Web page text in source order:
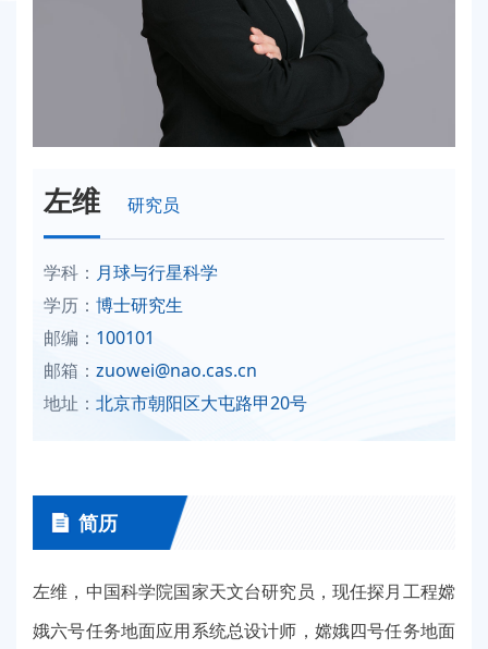
左维 研究员
学科： 月球与行星科学
学历： 博士研究生
邮编： 100101
邮箱： zuowei@nao.cas.cn
地址： 北京市朝阳区大屯路甲20号
简历
左维，中国科学院国家天文台研究员，现任探月工程嫦
娥六号任务地面应用系统总设计师，嫦娥四号任务地面